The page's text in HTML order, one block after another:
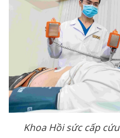
Khoa Hồi sức cấp